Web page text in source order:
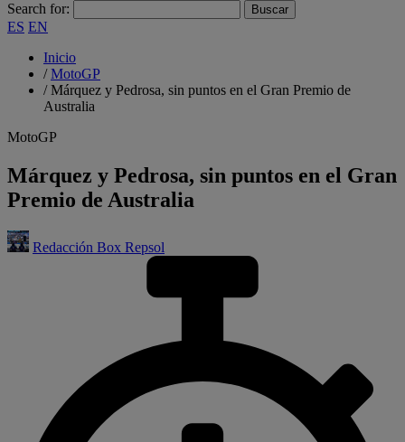
Search for:
ES EN
Inicio
/MotoGP
/Márquez y Pedrosa, sin puntos en el Gran Premio de
Australia
MotoGP
Márquez y Pedrosa, sin puntos en el Gran
Premio de Australia
Redacción Box Repsol